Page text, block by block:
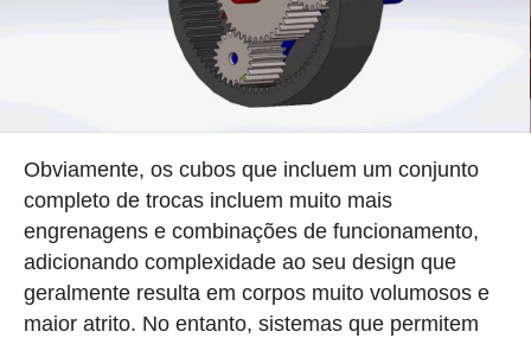
Obviamente, os cubos que incluem um conjunto
completo de trocas incluem muito mais
engrenagens e combinações de funcionamento,
adicionando complexidade ao seu design que
geralmente resulta em corpos muito volumosos e
maior atrito. No entanto, sistemas que permitem